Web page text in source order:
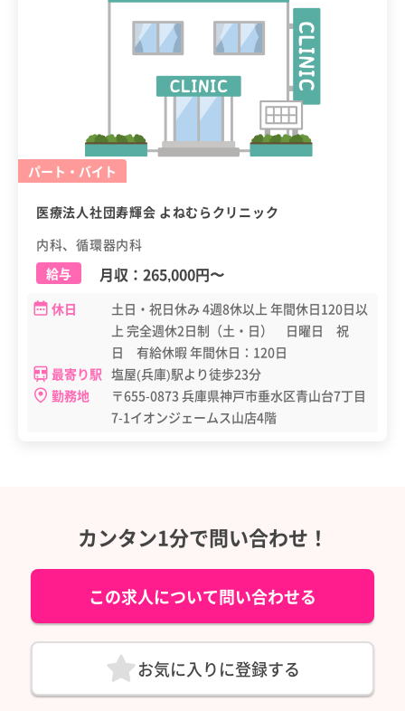
パート・バイト
医療法人社団寿輝会 よねむらクリニック
内科、循環器内科
給与
月収： 265,000円〜
休日
土日・祝日休み 4週8休以上 年間休日120日以
上 完全週休2日制（土・日） 日曜日 祝
日 有給休暇 年間休日：120日
最寄り駅 塩屋(兵庫)駅より徒歩23分
勤務地
〒655-0873 兵庫県神戸市垂水区青山台7丁目
7-1イオンジェームス山店4階
カンタン1分で問い合わせ！
この求人について問い合わせる
お気に入りに登録する